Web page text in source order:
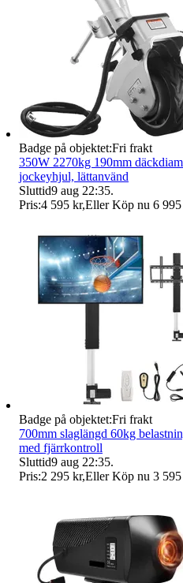
Badge på objektet:Fri frakt
350W 2270kg 190mm
jockeyhjul, lättanvänd
Sluttid9 aug 22:35.
Pris:4 595 kr,Eller Köp nu 6
Badge på objektet:Fri frakt
700mm slaglängd 60kg
med fjärrkontroll
Sluttid9 aug 22:35.
Pris:2 295 kr,Eller Köp nu 3